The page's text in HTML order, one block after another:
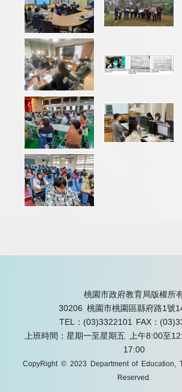
桃園市政府教育局版權所
30206 桃園市桃園區縣府路1號
TEL：(03)3322101
FAX：
上班時間：星期一至星期五 上午8:00至
17:00
CopyRight © 2023 Department of Education,
Reserved.